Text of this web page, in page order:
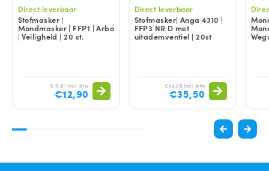
Direct leverbaar
Stofmasker |
Mondmasker | FFP1 | Arbo
| Veiligheid | 20 st.
€15,61 Incl. btw
€12,90
Direct leverbaar
Stofmasker| Anga 4310 |
FFP3 NR D met
uitademventiel | 20st
€42,96 Incl. btw
€35,50